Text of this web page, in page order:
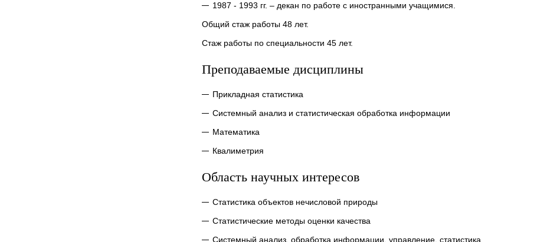
1987 - 1993 гг. – декан по работе с иностранными учащимися.
Общий стаж работы 48 лет.
Стаж работы по специальности 45 лет.
Преподаваемые дисциплины
Прикладная статистика
Системный анализ и статистическая обработка информации
Математика
Квалиметрия
Область научных интересов
Статистика объектов нечисловой природы
Статистические методы оценки качества
Системный анализ, обработка информации, управление, статистика